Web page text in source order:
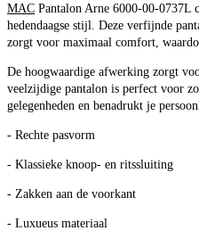
MAC Pantalon Arne 6000-00-0737L
hedendaagse stijl. Deze verfijnde
zorgt voor maximaal comfort,
De hoogwaardige afwerking zorgt
veelzijdige pantalon is perfect voor
gelegenheden en benadrukt je
- Rechte pasvorm
- Klassieke knoop- en ritssluiting
- Zakken aan de voorkant
- Luxueus materiaal